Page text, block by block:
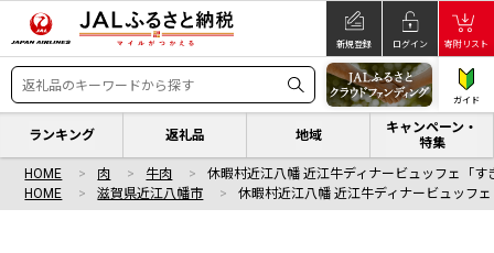
新規登録 ログイン 寄附リスト
ガイド
ランキング 返礼品 地域
キャンペーン・
特集
HOME 肉 牛肉
休暇村近江八幡 近江牛ディナービュッフェ「す
HOME
滋賀県近江八幡市 休暇村近江八幡 近江牛ディナービュッフ